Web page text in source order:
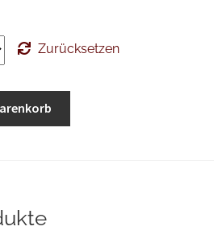
Zurücksetzen